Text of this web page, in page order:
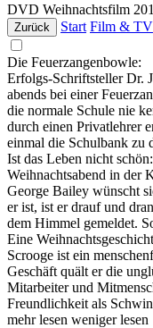
DVD Weihnachtsfilm
Zurück Start Film & TV
Die Feuerzangenbowle:
Erfolgs-Schriftsteller Dr.
abends bei einer
die normale Schule nie
durch einen Privatlehrer
einmal die Schulbank zu
Ist das Leben nicht schön:
Weihnachtsabend in der
George Bailey wünscht
er ist, ist er drauf und
dem Himmel gemeldet.
Eine
Scrooge ist ein
Geschäft quält er die
Mitarbeiter und
Freundlichkeit als
mehr lesen weniger lesen